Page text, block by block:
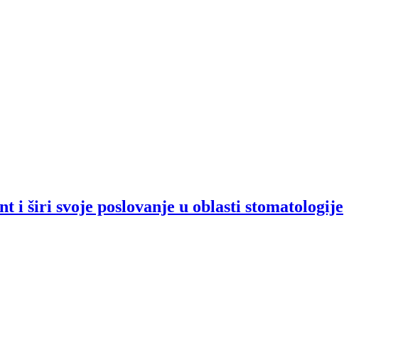
i širi svoje poslovanje u oblasti stomatologije